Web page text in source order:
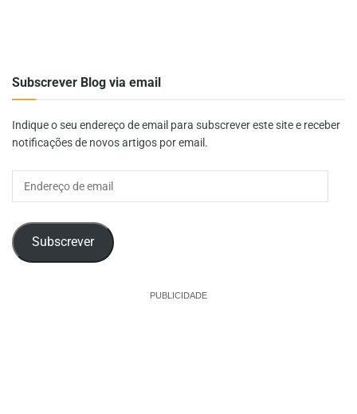
Subscrever Blog via email
Indique o seu endereço de email para subscrever este site e receber
notificações de novos artigos por email.
Endereço
Subscrever
PUBLICIDADE